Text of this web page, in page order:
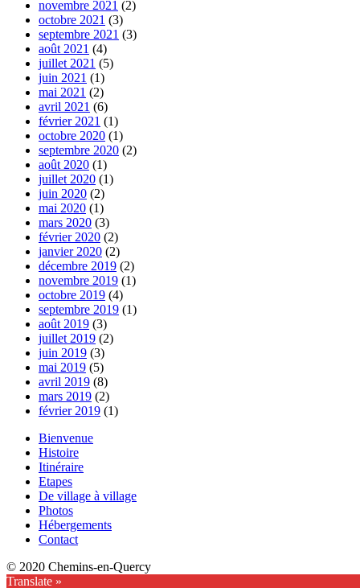
novembre 2021 (2)
octobre 2021 (3)
septembre 2021 (3)
août 2021 (4)
juillet 2021 (5)
juin 2021 (1)
mai 2021 (2)
avril 2021 (6)
février 2021 (1)
octobre 2020 (1)
septembre 2020 (2)
août 2020 (1)
juillet 2020 (1)
juin 2020 (2)
mai 2020 (1)
mars 2020 (3)
février 2020 (2)
janvier 2020 (2)
décembre 2019 (2)
novembre 2019 (1)
octobre 2019 (4)
septembre 2019 (1)
août 2019 (3)
juillet 2019 (2)
juin 2019 (3)
mai 2019 (5)
avril 2019 (8)
mars 2019 (2)
février 2019 (1)
Bienvenue
Histoire
Itinéraire
Etapes
De village à village
Photos
Hébergements
Contact
© 2020 Chemins-en-Quercy
Translate »